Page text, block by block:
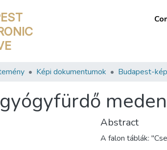
Képi dokumentumok Budapest-
Abstract
A falon táblák: